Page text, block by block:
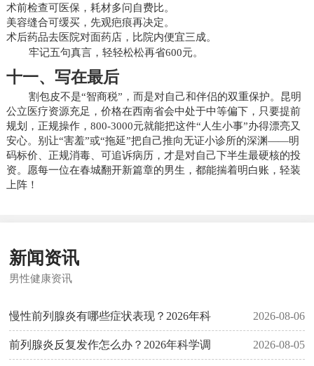
术前检查可医保，耗材多问自费比。
美容缝合可缓买，先观疤痕再决定。
术后药品去医院对面药店，比院内便宜三成。
牢记五句真言，轻轻松松再省600元。
十一、写在最后
割包皮不是“智商税”，而是对自己和伴侣的双重保护。昆明
公立医疗资源充足，价格在西南省会中处于中等偏下，只要提前
规划，正规操作，800-3000元就能把这件“人生小事”办得漂亮又
安心。别让“害羞”或“拖延”把自己推向无证小诊所的深渊——明
码标价、正规消毒、可追诉病历，才是对自己下半生最硬核的投
资。愿每一位在春城翻开新篇章的男生，都能揣着明白账，轻装
上阵！
新闻资讯
男性健康资讯
慢性前列腺炎有哪些症状表现？2026年科 2026-08-06
前列腺炎反复发作怎么办？2026年科学调 2026-08-05